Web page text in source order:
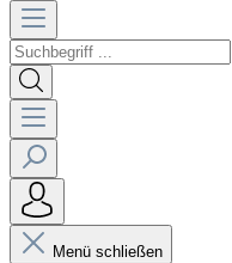
Menü schließen